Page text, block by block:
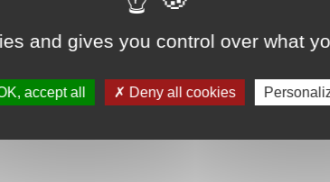
and gives you control over what
accept all Deny all cookies